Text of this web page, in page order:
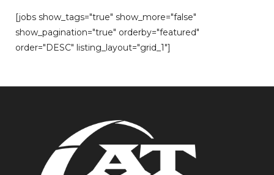
[jobs show_tags="true" show_more="false"
show_pagination="true" orderby="featured"
order="DESC" listing_layout="grid_1"]